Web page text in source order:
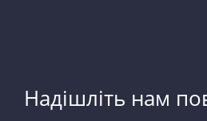
Надішліть нам